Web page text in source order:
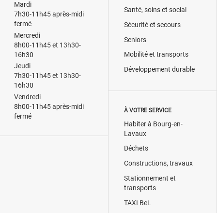
Mardi
7h30-11h45 après-midi
fermé
Mercredi
8h00-11h45 et 13h30-
16h30
Jeudi
7h30-11h45 et 13h30-
16h30
Vendredi
8h00-11h45 après-midi
fermé
Santé, soins et social
Sécurité et secours
Seniors
Mobilité et transports
Développement durable
À VOTRE SERVICE
Habiter à Bourg-en-
Lavaux
Déchets
Constructions, travaux
Stationnement et
transports
TAXI BeL